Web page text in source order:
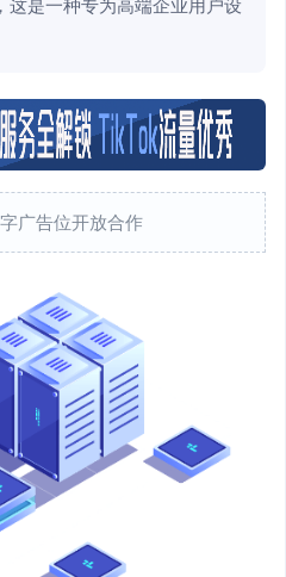
这是一种专为高端企业用户设
广告位开放合作